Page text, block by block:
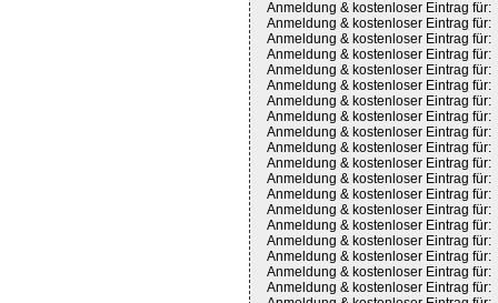
Anmeldung & kostenloser Eintrag für:
Anmeldung & kostenloser Eintrag für:
Anmeldung & kostenloser Eintrag für:
Anmeldung & kostenloser Eintrag für:
Anmeldung & kostenloser Eintrag für:
Anmeldung & kostenloser Eintrag für:
Anmeldung & kostenloser Eintrag für:
Anmeldung & kostenloser Eintrag für:
Anmeldung & kostenloser Eintrag für:
Anmeldung & kostenloser Eintrag für:
Anmeldung & kostenloser Eintrag für:
Anmeldung & kostenloser Eintrag für:
Anmeldung & kostenloser Eintrag für:
Anmeldung & kostenloser Eintrag für:
Anmeldung & kostenloser Eintrag für:
Anmeldung & kostenloser Eintrag für:
Anmeldung & kostenloser Eintrag für:
Anmeldung & kostenloser Eintrag für:
Anmeldung & kostenloser Eintrag für: